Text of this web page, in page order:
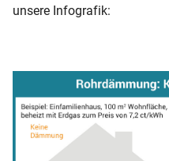
unsere Infografik: